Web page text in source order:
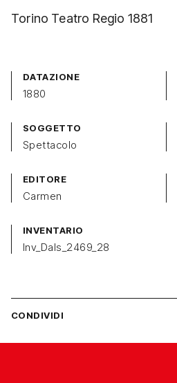
Torino Teatro Regio 1881
DATAZIONE
1880
SOGGETTO
Spettacolo
EDITORE
Carmen
INVENTARIO
Inv_Dals_2469_28
CONDIVIDI